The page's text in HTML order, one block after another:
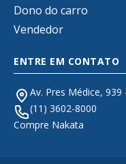
Dono do carro
Vendedor
ENTRE EM CONTATO
Av. Pres Médice,
(11) 3602-8000
Compre Nakata